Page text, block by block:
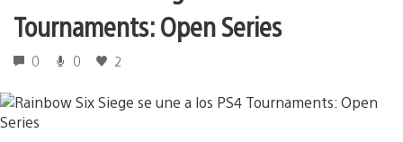
Tournaments: Open Series
0 0 2